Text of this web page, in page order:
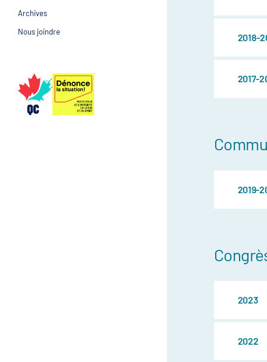
Gestion et gouvernance
Prévention et suivi
Archives
Nous joindre
2018-
2017-
2019-
2023
2022